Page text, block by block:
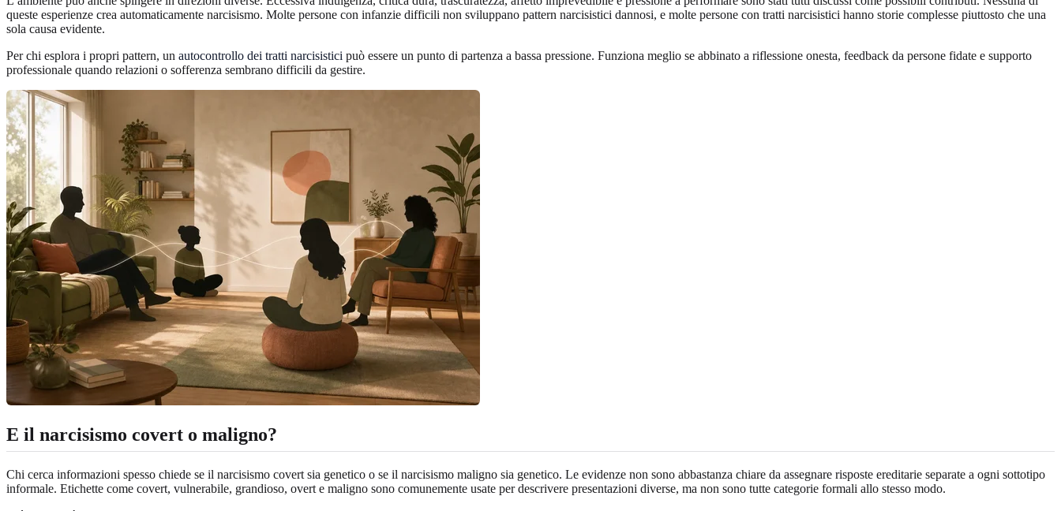
queste esperienze crea automaticamente narcisismo. Molte persone con infanzie difficili non sviluppano pattern narcisistici dannosi, e molte persone con tratti narcisistici hanno storie complesse piuttosto che una
sola causa evidente.
Per chi esplora i propri pattern, un autocontrollo dei tratti narcisistici può essere un punto di partenza a bassa pressione. Funziona meglio se abbinato a riflessione onesta, feedback da persone fidate e supporto
professionale quando relazioni o sofferenza sembrano difficili da gestire.
E il narcisismo covert o maligno?
Chi cerca informazioni spesso chiede se il narcisismo covert sia genetico o se il narcisismo maligno sia genetico. Le evidenze non sono abbastanza chiare da assegnare risposte ereditarie separate a ogni sottotipo
informale. Etichette come covert, vulnerabile, grandioso, overt e maligno sono comunemente usate per descrivere presentazioni diverse, ma non sono tutte categorie formali allo stesso modo.